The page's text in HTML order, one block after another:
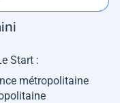
Start :
métropolitaine